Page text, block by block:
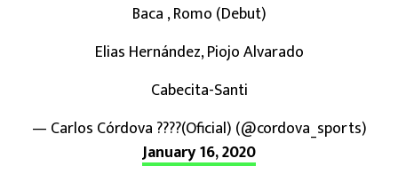
Baca , Romo (Debut)
Elias Hernández, Piojo Alvarado
Cabecita-Santi
— Carlos Córdova ????(Oficial) (@cordova_sports)
January 16, 2020